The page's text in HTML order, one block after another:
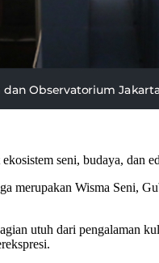
seni, budaya, dan
merupakan Wisma Seni,
utuh dari pengalaman